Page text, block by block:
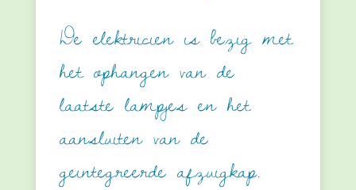
De elektricien is bezig met
het ophangen van de
laatste lampjes en het
aansluiten van de
geintegreerdeafzuigkap.